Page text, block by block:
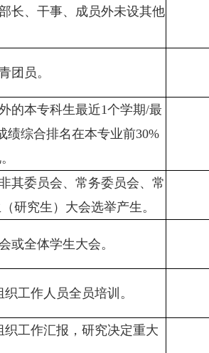
长、干事、成员外未设其他
团员。
的本专科生最近1个学期/最
绩综合排名在本专业前30%
其委员会、常务委员会、常
研究生）大会选举产生。
或全体学生大会。
工作人员全员培训。
工作汇报，研究决定重大